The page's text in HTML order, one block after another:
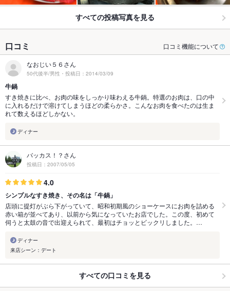
すべての投稿写真を見る
口コミ 口コミ機能について
なおじい５６さん
50代後半/男性・投稿日：2014/03/09
牛鍋
すき焼きに比べ、お肉の味をしっかり味わえる牛鍋。特選のお肉は、口の中
に入れるだけで溶けてしまうほどの柔らかさ。こんなお肉を食べたのは生ま
れて数えるほどしかない。
ディナー
バッカス！？さん
投稿日：2007/05/05
4.0
シンプルなすき焼き、その名は「牛鍋」
店頭に提灯がぶら下がっていて、昭和初期風のショーケースにお肉を詰める
赤い箱が並べてあり、以前から気になっていたお店でした。この度、初めて
伺うと太鼓の音で出迎えられて、最初はチョッとビックリしました。…
ディナー
来店シーン：デート
すべての口コミを見る